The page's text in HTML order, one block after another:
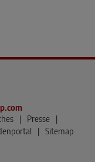
| Presse
|
|
Sitemap